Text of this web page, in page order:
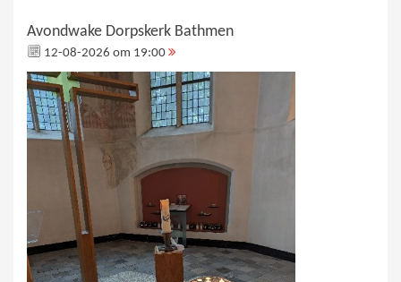
Avondwake Dorpskerk Bathmen
12-08-2026 om 19:00